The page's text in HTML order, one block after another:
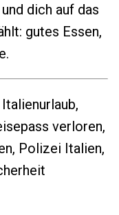
dich auf das
gutes Essen,
verloren,
Polizei Italien,